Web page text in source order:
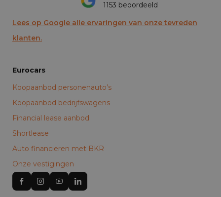
1153 beoordeeld
Lees op Google alle ervaringen van onze tevreden
klanten.
Eurocars
Koopaanbod personenauto’s
Koopaanbod bedrijfswagens
Financial lease aanbod
Shortlease
Auto financieren met BKR
Onze vestigingen